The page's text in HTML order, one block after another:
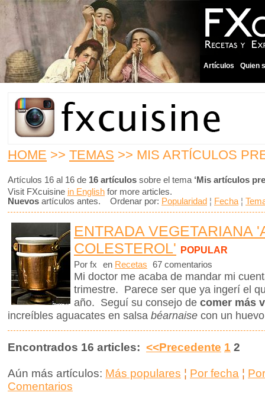
Artículos Quien
HOME >> TEMAS >> MIS ARTÍCULOS
Artículos 16 al 16 de 16 artículos sobre el tema ‘Mis artículos
Visit FXcuisine in English for more articles.
Nuevos artículos antes. Ordenar por: Popularidad ¦ Fecha ¦
ENTRADA VEGETARIANA
COLESTEROL' POPULAR
Por fx en Recetas 67 comentarios
Mi doctor me acaba de mandar mi
trimestre. Parece ser que ya ingerí el
año. Seguí su consejo de comer más
increíbles aguacates en salsa béarnaise con un
Encontrados 16 articles: <<Precedente 1 2
Aún más artículos: Más populares ¦ Por fecha ¦
Comentarios